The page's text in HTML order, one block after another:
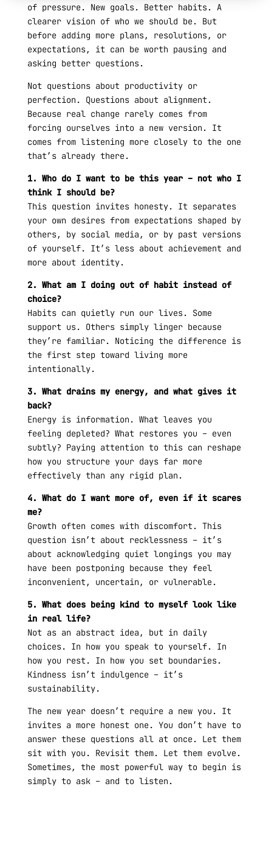
of pressure. New goals. Better habits. A
clearer vision of who we should be. But
before adding more plans, resolutions, or
expectations, it can be worth pausing and
asking better questions.
Not questions about productivity or
perfection. Questions about alignment.
Because real change rarely comes from
forcing ourselves into a new version. It
comes from listening more closely to the one
that’s already there.
1. Who do I want to be this year – not who I
think I should be?
This question invites honesty. It separates
your own desires from expectations shaped by
others, by social media, or by past versions
of yourself. It’s less about achievement and
more about identity.
2. What am I doing out of habit instead of
choice?
Habits can quietly run our lives. Some
support us. Others simply linger because
they’re familiar. Noticing the difference is
the first step toward living more
intentionally.
3. What drains my energy, and what gives it
back?
Energy is information. What leaves you
feeling depleted? What restores you – even
subtly? Paying attention to this can reshape
how you structure your days far more
effectively than any rigid plan.
4. What do I want more of, even if it scares
me?
Growth often comes with discomfort. This
question isn’t about recklessness – it’s
about acknowledging quiet longings you may
have been postponing because they feel
inconvenient, uncertain, or vulnerable.
5. What does being kind to myself look like
in real life?
Not as an abstract idea, but in daily
choices. In how you speak to yourself. In
how you rest. In how you set boundaries.
Kindness isn’t indulgence – it’s
sustainability.
The new year doesn’t require a new you. It
invites a more honest one. You don’t have to
answer these questions all at once. Let them
sit with you. Revisit them. Let them evolve.
Sometimes, the most powerful way to begin is
simply to ask – and to listen.